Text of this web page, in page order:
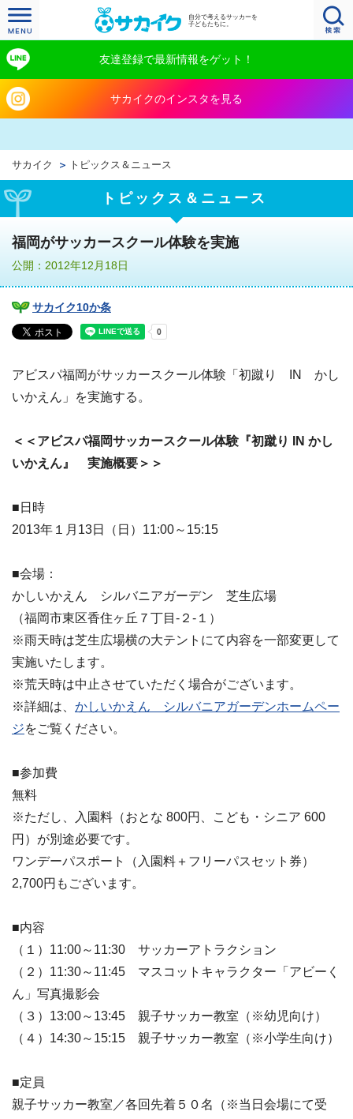
自分で考えるサッカーを
子どもたちに。
友達登録で最新情報をゲット！
サカイクのインスタを見る
サカイク トピックス＆ニュース
トピックス＆ニュース
福岡がサッカースクール体験を実施
公開：2012年12月18日
サカイク10か条
アビスパ福岡がサッカースクール体験「初蹴り IN かし
いかえん」を実施する。
＜＜アビスパ福岡サッカースクール体験『初蹴り IN かし
いかえん』 実施概要＞＞
■日時
2013年１月13日（日）11:00～15:15
■会場：
かしいかえん シルバニアガーデン 芝生広場
（福岡市東区香住ヶ丘７丁目‐２‐１）
※雨天時は芝生広場横の大テントにて内容を一部変更して
実施いたします。
※荒天時は中止させていただく場合がございます。
※詳細は、 かしいかえん シルバニアガーデンホームペー
ジをご覧ください。
■参加費
無料
※ただし、入園料（おとな 800円、こども・シニア 600
円）が別途必要です。
ワンデーパスポート（入園料＋フリーパスセット券）
2,700円もございます。
■内容
（１）11:00～11:30 サッカーアトラクション
（２）11:30～11:45 マスコットキャラクター「アビーく
ん」写真撮影会
（３）13:00～13:45 親子サッカー教室（※幼児向け）
（４）14:30～15:15 親子サッカー教室（※小学生向け）
■定員
親子サッカー教室／各回先着５０名（※当日会場にて受